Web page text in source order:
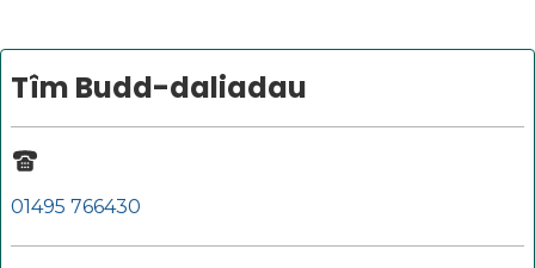
Tîm Budd-daliadau
01495 766430